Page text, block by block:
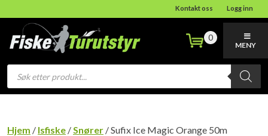
Kontakt oss Logg inn
Products
search
0
MENY
Hjem / Isfiske /Snører / Sufix Ice Magic Orange 50m